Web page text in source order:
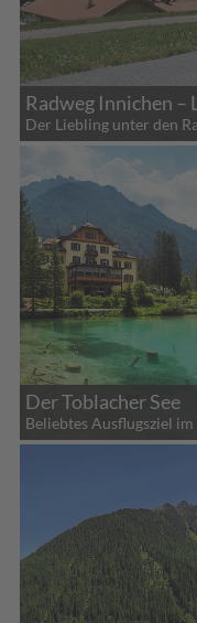
Radweg Innichen –
Der Liebling unter den
Der Toblacher See
Beliebtes Ausflugsziel